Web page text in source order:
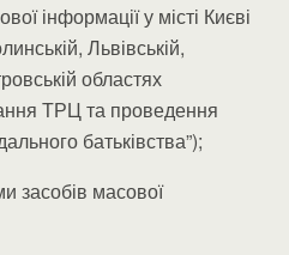
інформації у місті Києві
Львівській,
областях
ТРЦ та проведення
батьківства”);
засобів масової